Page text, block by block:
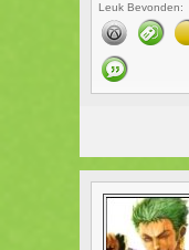
Leuk Bevonden: